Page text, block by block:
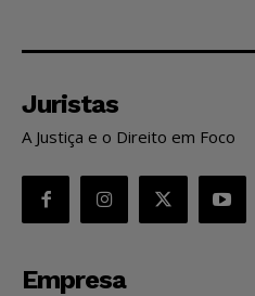
Juristas
A Justiça e o Direito em Foco
Empresa